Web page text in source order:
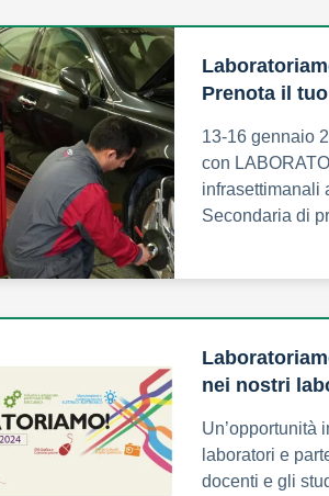
Prenota il
13-16 gennaio
con
infrasettimanali
Secondaria di
nei nostri
Un’opportunità
laboratori e
docenti e gli